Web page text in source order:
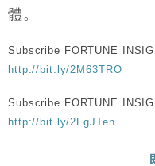
體。
Subscribe FORTUNE
http://bit.ly/2M63TRO
Subscribe FORTUNE
http://bit.ly/2FgJTen